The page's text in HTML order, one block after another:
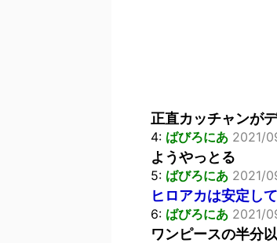
正直カッチャンが
4: ばびろにあ 2021/
ようやっとる
5: ばびろにあ 2021/
ヒロアカは安定し
6: ばびろにあ 2021/
ワンピースの半分